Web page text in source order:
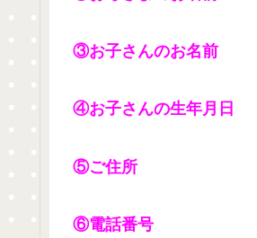
③お子さんのお名前
④お子さんの生年月日
⑤ご住所
⑥電話番号